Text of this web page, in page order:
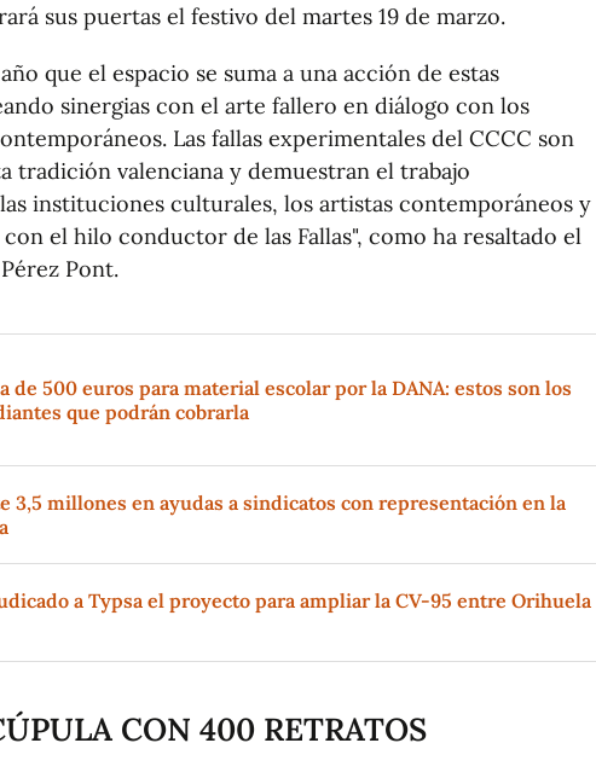
sus puertas el festivo del martes 19 de marzo.
que el espacio se suma a una acción de estas
sinergias con el arte fallero en diálogo con los
Las fallas experimentales del CCCC son
tradición valenciana y demuestran el trabajo
instituciones culturales, los artistas contemporáneos y
el hilo conductor de las Fallas", como ha resaltado el
Pont.
de 500 euros para material escolar por la DANA: estos son los
que podrán cobrarla
3,5 millones en ayudas a sindicatos con representación en la
a Typsa el proyecto para ampliar la CV-95 entre Orihuela
CON 400 RETRATOS